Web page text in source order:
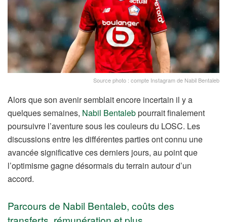
Source photo : compte Instagram de Nabil Bentaleb
Alors que son avenir semblait encore incertain il y a
quelques semaines, Nabil Bentalebpourrait finalement
poursuivre l’aventure sous les couleurs du LOSC. Les
discussions entre les différentes parties ont connu une
avancée significative ces derniers jours, au point que
l’optimisme gagne désormais du terrain autour d’un
accord.
Parcours de Nabil Bentaleb, coûts des